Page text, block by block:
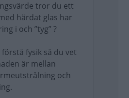
tror du ett
härdat glas har
i och ”tyg” ?
fysik så du vet
är mellan
och